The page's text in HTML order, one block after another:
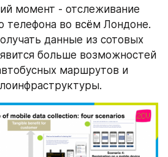
момент - отслеживание
телефона во всём Лондоне.
данные из сотовых
больше возможностей
маршрутов и